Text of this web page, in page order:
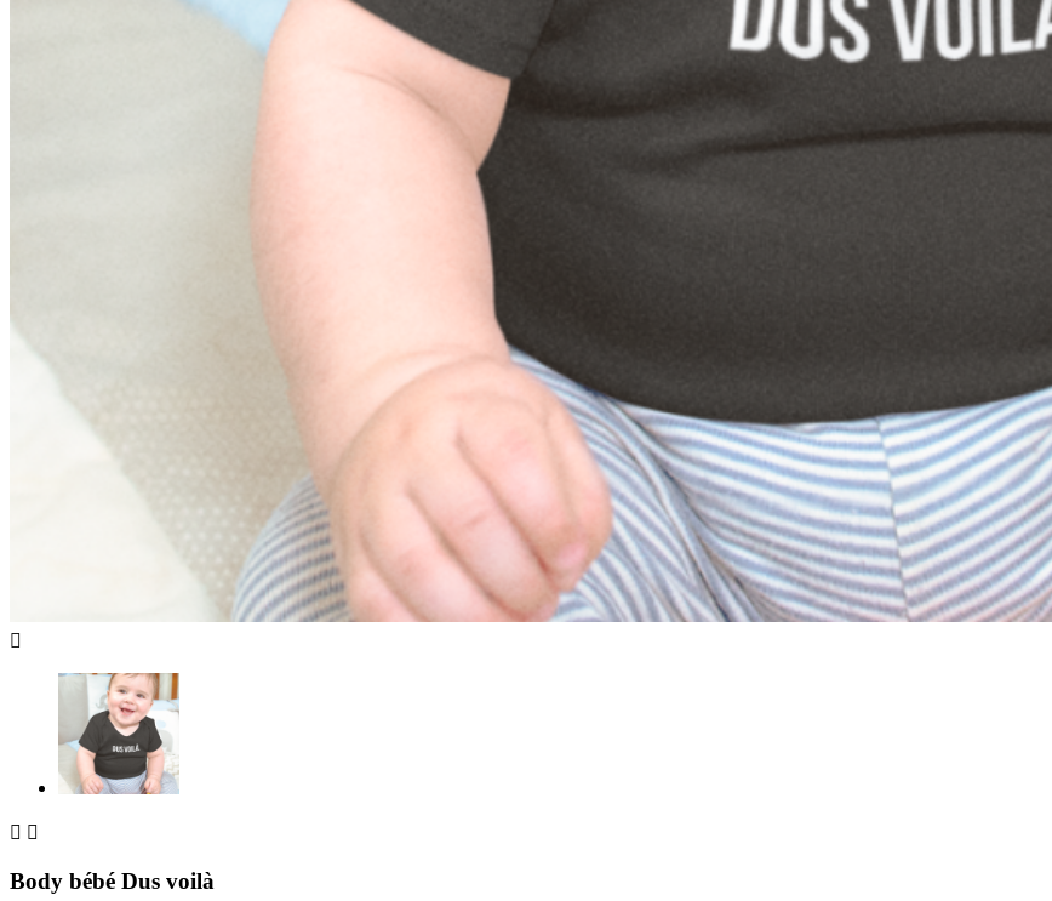

 
Body bébé Dus voilà